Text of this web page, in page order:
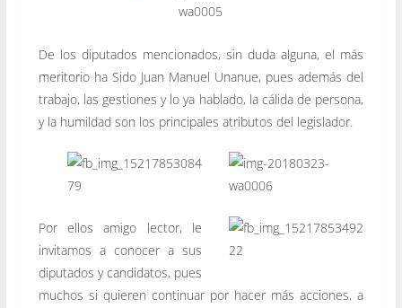
De los diputados mencionados, sin duda alguna, el más
meritorio ha Sido Juan Manuel Unanue, pues además del
trabajo, las gestiones y lo ya hablado, la cálida de persona,
y la humildad son los principales atributos del legislador.
Por ellos amigo lector, le
invitamos a conocer a sus
diputados y candidatos, pues
muchos si quieren continuar por hacer más acciones, a